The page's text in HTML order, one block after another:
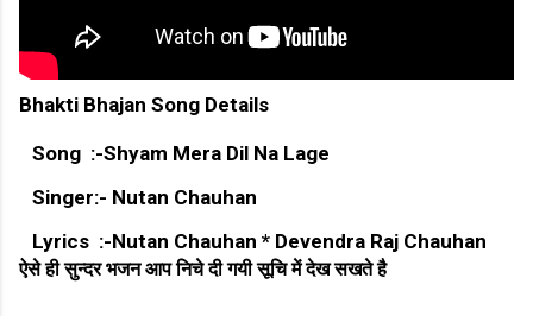
Bhakti Bhajan Song Details
Song :-Shyam Mera Dil Na Lage
Singer:- Nutan Chauhan
Lyrics :-Nutan Chauhan * Devendra Raj Chauhan
ऐसे ही सुन्दर भजन आप निचे दी गयी सूचि में देख सखते है